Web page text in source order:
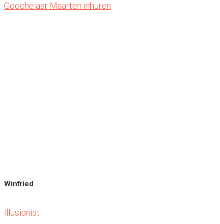
Goochelaar Maarten inhuren
Winfried
Illusionist